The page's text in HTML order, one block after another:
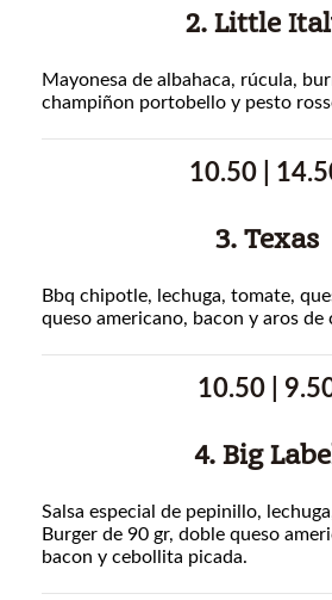
2. Little
Mayonesa de albahaca, rúcula,
champiñon portobello y pesto
10.50 |
3. Texas
Bbq chipotle, lechuga, tomate,
queso americano, bacon y aros
10.50 |
4. Big
Salsa especial de pepinillo,
Burger de 90 gr, doble queso
bacon y cebollita picada.